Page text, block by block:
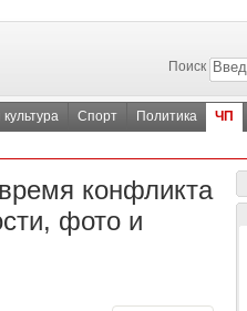
Поиск
Спорт Политика ЧП
конфликта
фото и